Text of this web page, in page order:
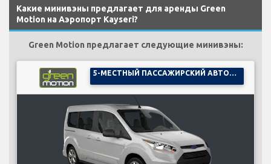
Какие минивэны предлагает для аренды Green
Motion на Аэропорт Kayseri?
Green Motion предлагает следующие минивэны: